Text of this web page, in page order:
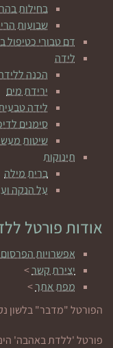
בחילות
שבועות
דם טבורי כטיפול
לידה
הכנה
ירידת מים
לידה
סימנים
שיטות
תינוקות
ברית מילה
על הנקה
אודות פורטל
אפשרויות
יצירת קשר>
מפת אתר>
הפורטל "מדבר" בלשון
פורטל 'ללדת באהבה'